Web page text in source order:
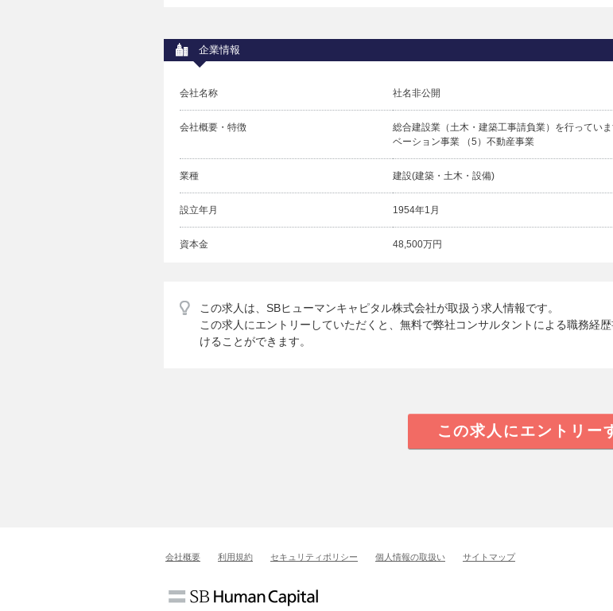
企業情報
会社名称 社名非公開
会社概要・特徴
総合建設業（土木・建築工事請負業）を行ってい
ベーション事業 （5）不動産事業
業種 建設(建築・土木・設備)
設立年月 1954年1月
資本金 48,500万円
この求人は、SBヒューマンキャピタル株式会社が取扱う求人情報です。
この求人にエントリーしていただくと、無料で弊社コンサルタントによる職務経
けることができます。
この求人にエントリー
会社概要 利用規約 セキュリティポリシー 個人情報の取扱い サイトマップ